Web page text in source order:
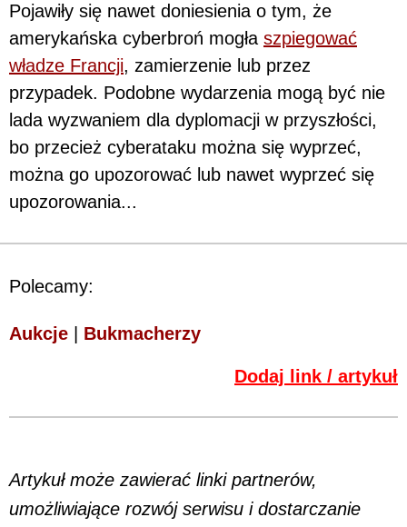
Pojawiły się nawet doniesienia o tym, że
amerykańska cyberbroń mogła szpiegować
władze Francji, zamierzenie lub przez
przypadek. Podobne wydarzenia mogą być nie
lada wyzwaniem dla dyplomacji w przyszłości,
bo przecież cyberataku można się wyprzeć,
można go upozorować lub nawet wyprzeć się
upozorowania...
Polecamy:
Aukcje Bukmacherzy
Dodaj link / artykuł
Artykuł może zawierać linki partnerów,
umożliwiające rozwój serwisu i dostarczanie